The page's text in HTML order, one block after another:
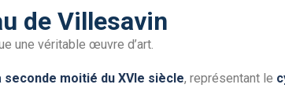
de Villesavin
une véritable œuvre d’art.
moitié du XVIe siècle, représentant le